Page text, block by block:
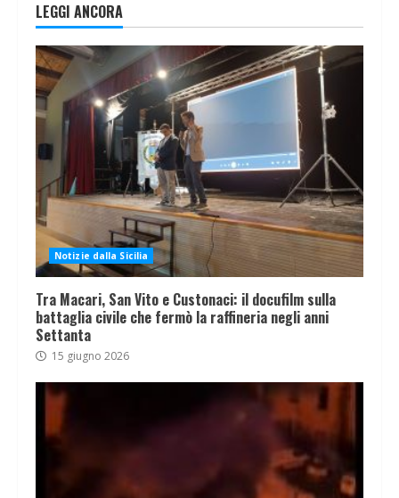
LEGGI ANCORA
Notizie dalla Sicilia
Tra Macari, San Vito e Custonaci: il docufilm sulla
battaglia civile che fermò la raffineria negli anni
Settanta
15 giugno 2026